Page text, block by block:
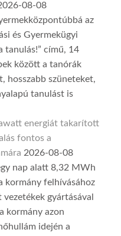
08-08
az
és Gyermekügyi
tanulás!” című, 14
között a tanórák
hosszabb szüneteket,
tanulást is
energiát takarított
fontos a
2026-08-08
nap alatt 8,32 MWh
kormány felhívásához
gyártásával
kormány azon
idején a